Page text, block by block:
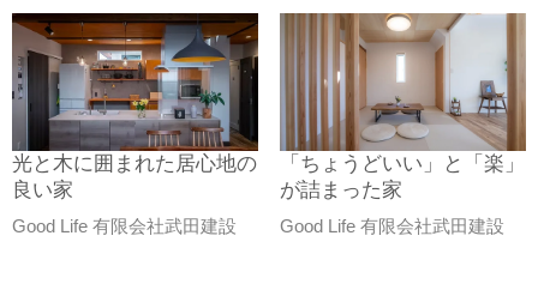
光と木に囲まれた居心地の
良い家
Good Life 有限会社武田建設
「ちょうどいい」と「楽」
が詰まった家
Good Life 有限会社武田建設